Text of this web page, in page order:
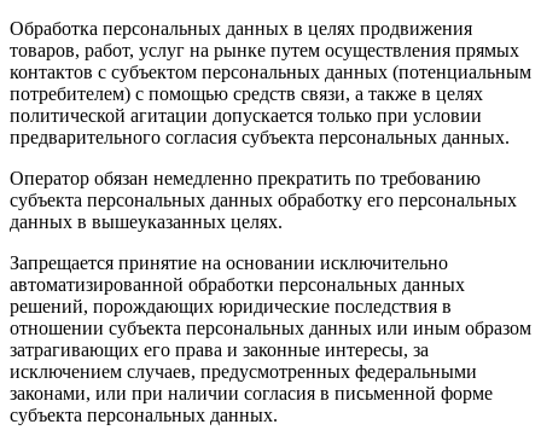
Обработка персональных данных в целях продвижения
товаров, работ, услуг на рынке путем осуществления прямых
контактов с субъектом персональных данных (потенциальным
потребителем) с помощью средств связи, а также в целях
политической агитации допускается только при условии
предварительного согласия субъекта персональных данных.
Оператор обязан немедленно прекратить по требованию
субъекта персональных данных обработку его персональных
данных в вышеуказанных целях.
Запрещается принятие на основании исключительно
автоматизированной обработки персональных данных
решений, порождающих юридические последствия в
отношении субъекта персональных данных или иным образом
затрагивающих его права и законные интересы, за
исключением случаев, предусмотренных федеральными
законами, или при наличии согласия в письменной форме
субъекта персональных данных.